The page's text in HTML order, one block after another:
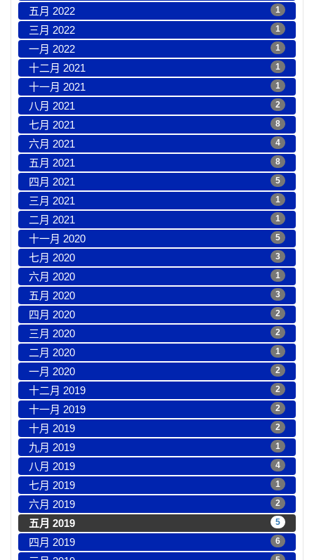
五月 2022 1
三月 2022 1
一月 2022 1
十二月 2021 1
十一月 2021 1
八月 2021 2
七月 2021 8
六月 2021 4
五月 2021 8
四月 2021 5
三月 2021 1
二月 2021 1
十一月 2020 5
七月 2020 3
六月 2020 1
五月 2020 3
四月 2020 2
三月 2020 2
二月 2020 1
一月 2020 2
十二月 2019 2
十一月 2019 2
十月 2019 2
九月 2019 1
八月 2019 4
七月 2019 1
六月 2019 2
五月 2019 5
四月 2019 6